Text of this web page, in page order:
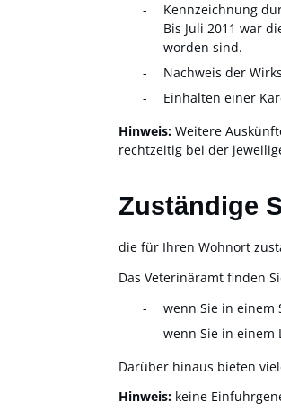
Kennzeichnung
Bis Juli 2011 war
worden sind.
Nachweis der
Einhalten einer
Hinweis: Weitere
rechtzeitig bei der
Zuständige
die für Ihren Wohnort
Das Veterinäramt finden
wenn Sie in einem
wenn Sie in einem
Darüber hinaus bieten
Hinweis: keine